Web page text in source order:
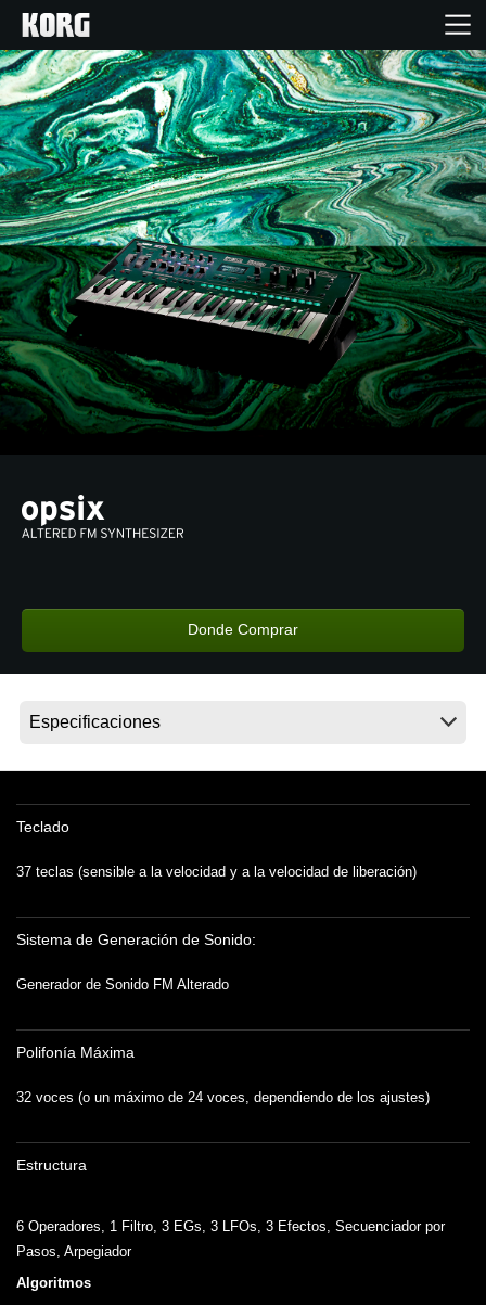
Inicio
Productos
Características
Eventos
Soporte
Localizador de Tiendas
Noticias
Ubicación
Donde Comprar
Teclado
37 teclas (sensible a la velocidad y a la velocidad de liberación)
Sistema de Generación de Sonido:
Generador de Sonido FM Alterado
Polifonía Máxima
32 voces (o un máximo de 24 voces, dependiendo de los ajustes)
Estructura
6 Operadores, 1 Filtro, 3 EGs, 3 LFOs, 3 Efectos, Secuenciador por
Pasos, Arpegiador
Algoritmos